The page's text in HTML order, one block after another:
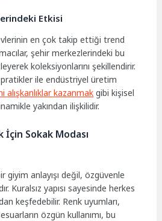
Etkisi
en çok takip ettiği trend
şehir merkezlerindeki bu
koleksiyonlarını şekillendirir.
ile endüstriyel üretim
alışkanlıklar kazanmak gibi kişisel
yakından ilişkilidir.
Sokak Modası
giyim anlayışı değil, özgüvenle
Kuralsız yapısı sayesinde herkes
keşfedebilir. Renk uyumları,
özgün kullanımı, bu